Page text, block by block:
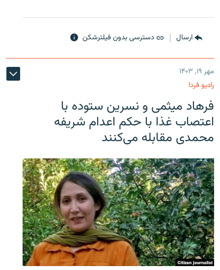
ارسال دسترسی بدون فیلترشکن
مهر ۱۹, ۱۴۰۳
رادیو فردا
فرهاد میثمی و نسرین ستوده با
اعتصاب غذا با حکم اعدام شریفه
محمدی مقابله می‌کنند